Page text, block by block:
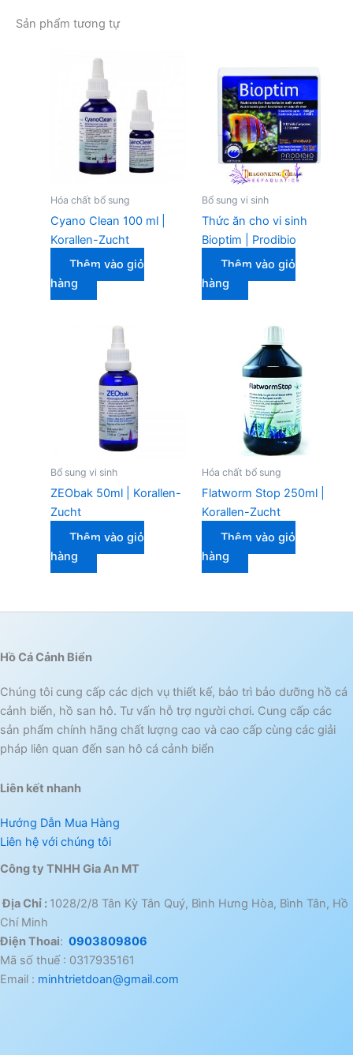
Sản phẩm tương tự
Hóa chất bổ sung
Cyano Clean 100 ml |
Korallen-Zucht
Thêm vào giỏ
hàng
Bổ sung vi sinh
Thức ăn cho vi sinh
Bioptim | Prodibio
Thêm vào giỏ
hàng
Bổ sung vi sinh
ZEObak 50ml | Korallen-
Zucht
Thêm vào giỏ
hàng
Hóa chất bổ sung
Flatworm Stop 250ml |
Korallen-Zucht
Thêm vào giỏ
hàng
Hồ Cá Cảnh Biển
Chúng tôi cung cấp các dịch vụ thiết kế, bảo trì bảo dưỡng hồ cá
cảnh biển, hồ san hô. Tư vấn hỗ trợ người chơi. Cung cấp các
sản phẩm chính hãng chất lượng cao và cao cấp cùng các giải
pháp liên quan đến san hô cá cảnh biển
Liên kết nhanh
Hướng Dẫn Mua Hàng
Liên hệ với chúng tôi
Công ty TNHH Gia An MT
Địa Chỉ : 1028/2/8 Tân Kỳ Tân Quý, Bình Hưng Hòa, Bình Tân, Hồ
Chí Minh
Điện Thoai: 0903809806
Mã số thuế : 0317935161
Email : minhtrietdoan@gmail.com